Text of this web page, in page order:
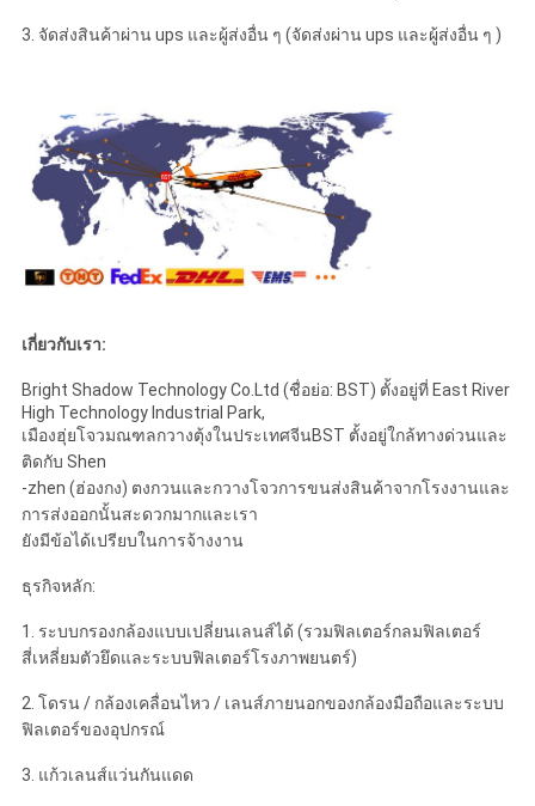
3. จัดส่งสินค้าผ่าน ups และผู้ส่งอื่น ๆ (จัดส่งผ่าน ups และผู้ส่งอื่น ๆ )
เกี่ยวกับเรา:
Bright Shadow Technology Co.Ltd (ชื่อย่อ: BST) ตั้งอยู่ที่ East River
High Technology Industrial Park,
เมืองฮุ่ยโจวมณฑลกวางตุ้งในประเทศจีนBST ตั้งอยู่ใกล้ทางด่วนและ
ติดกับ Shen
-zhen (ฮ่องกง) ตงกวนและกวางโจวการขนส่งสินค้าจากโรงงานและ
การส่งออกนั้นสะดวกมากและเรา
ยังมีข้อได้เปรียบในการจ้างงาน
ธุรกิจหลัก:
1. ระบบกรองกล้องแบบเปลี่ยนเลนส์ได้ (รวมฟิลเตอร์กลมฟิลเตอร์
สี่เหลี่ยมตัวยึดและระบบฟิลเตอร์โรงภาพยนตร์)
2. โดรน / กล้องเคลื่อนไหว / เลนส์ภายนอกของกล้องมือถือและระบบ
ฟิลเตอร์ของอุปกรณ์
3. แก้วเลนส์แว่นกันแดด